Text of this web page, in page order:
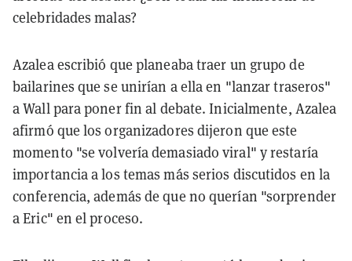
celebridades malas?
Azalea escribió que planeaba traer un grupo de
bailarines que se unirían a ella en "lanzar traseros"
a Wall para poner fin al debate. Inicialmente, Azalea
afirmó que los organizadores dijeron que este
momento "se volvería demasiado viral" y restaría
importancia a los temas más serios discutidos en la
conferencia, además de que no querían "sorprender
a Eric" en el proceso.